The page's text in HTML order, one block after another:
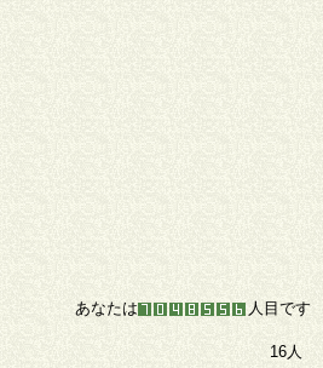
あなたは 人目です
16人